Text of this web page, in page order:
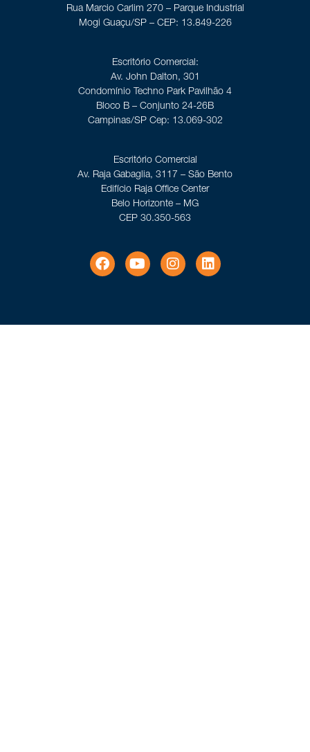
Rua Marcio Carlim 270 – Parque Industrial
Mogi Guaçu/SP – CEP: 13.849-226
Escritório Comercial:
Av. John Dalton, 301
Condomínio Techno Park Pavilhão 4
Bloco B – Conjunto 24-26B
Campinas/SP Cep: 13.069-302
Escritório Comercial
Av. Raja Gabaglia, 3117 – São Bento
Edifício Raja Office Center
Belo Horizonte – MG
CEP 30.350-563